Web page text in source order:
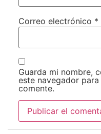
Correo electrónico *
Guarda mi nombre,
este navegador
comente.